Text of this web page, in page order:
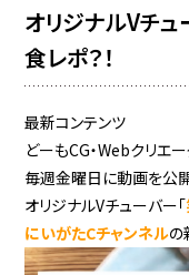
オリジナルVチュ
食レポ？！
最新コンテンツ
どーもCG・Webクリエ
毎週金曜日に動画を公
オリジナルVチューバー「
にいがたCチャンネルの